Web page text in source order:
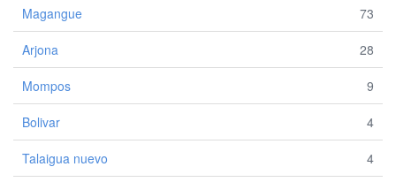
Magangue 73
Arjona 28
Mompos 9
Bolivar 4
Talaigua nuevo 4